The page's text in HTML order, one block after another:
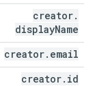
creator.
displayName
creator. email
creator. id